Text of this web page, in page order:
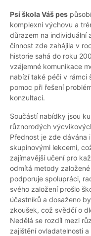
Psí škola Váš pes
komplexní výchovu a
důrazem na individuální
činnost zde zahájila v
historie sahá do roku
vzájemné komunikace
nabízí také péči v rámci
pomoc při řešení
konzultací.
Součástí nabídky jsou
různorodých
Přednost je zde dávána
skupinovými lekcemi,
zajímavější učení pro
odmítá metody
podporuje spolupráci,
svého založení prošlo
účastníků a dosaženo
zkoušek, což svědčí o
Nedělá se rozdíl mezi
zajištění ovladatelnosti